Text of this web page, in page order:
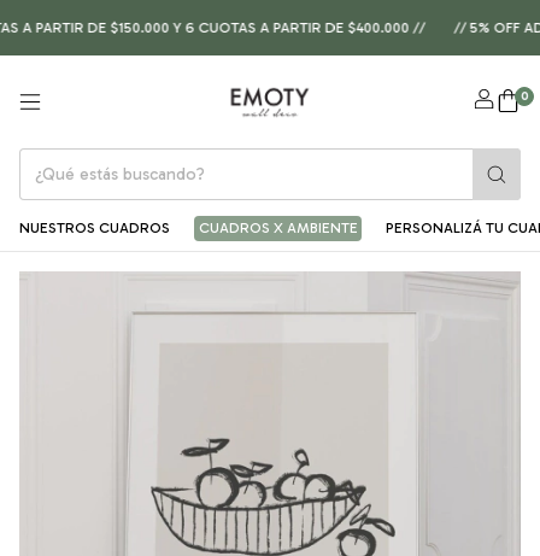
DE $150.000 Y 6 CUOTAS A PARTIR DE $400.000 // // 5% OFF
0
NUESTROS CUADROS CUADROS X AMBIENTE PERSONALIZÁ TU